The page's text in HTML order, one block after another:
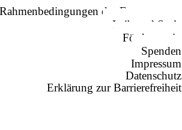
Rahmenbedingungen des Engagements
Laib und Seele
Förderverein
Spenden
Impressum
Datenschutz
Erklärung zur Barrierefreiheit